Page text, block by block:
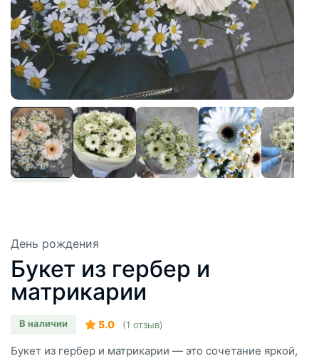
День рождения
Букет из гербер и
матрикарии
В наличии 5.0 (1 отзыв)
Букет из гербер и матрикарии — это сочетание яркой,